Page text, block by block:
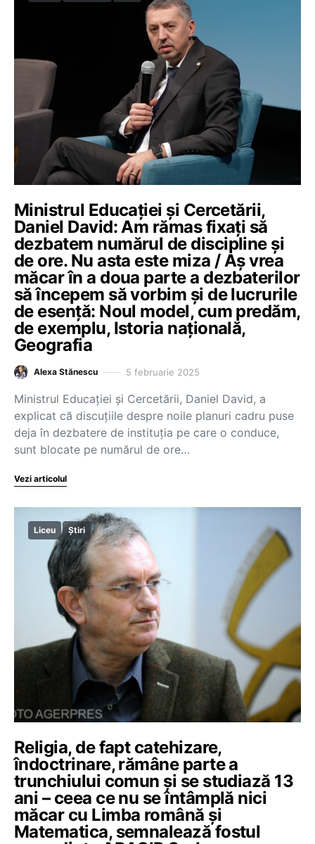
Ministrul Educației și Cercetării,
Daniel David: Am rămas fixați să
dezbatem numărul de discipline și
de ore. Nu asta este miza / Aș vrea
măcar în a doua parte a dezbaterilor
să începem să vorbim și de lucrurile
de esență: Noul model, cum predăm,
de exemplu, Istoria națională,
Geografia
Alexa Stănescu 5 februarie 2025
Ministrul Educației și Cercetării, Daniel David, a
explicat că discuțiile despre noile planuri cadru puse
deja în dezbatere de instituția pe care o conduce,
sunt blocate pe numărul de ore…
Vezi articolul
Liceu Știri
Religia, de fapt catehizare,
îndoctrinare, rămâne parte a
trunchiului comun și se studiază 13
ani – ceea ce nu se întâmplă nici
măcar cu Limba română și
Matematica, semnalează fostul